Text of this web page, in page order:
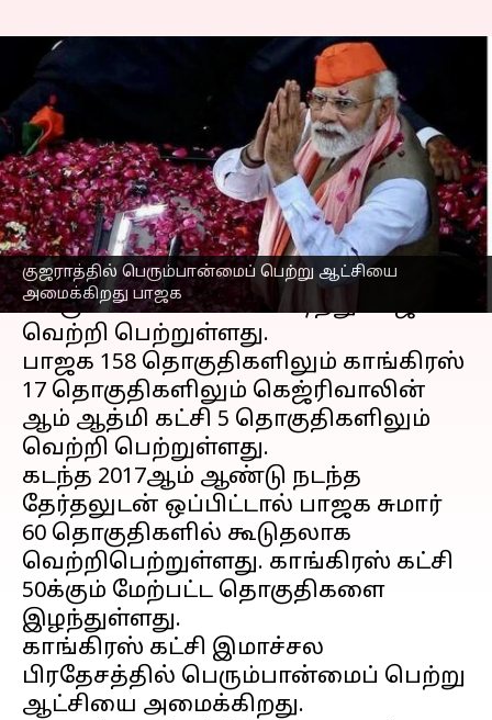
குஜராத்தில் பெரும்பான்மைப் பெற்று ஆட்சியை
அமைக்கிறது பாஜக
குஜராத் தேர்தல் முடிவுகள்:
வெற்றி வாகை சூடிய
பாஜக!
எழுதியவர் Sindhuja SM Dec 11, 2022 08:14 pm
செய்தி முன்னோட்டம்
குஜராத் மாநிலத்தில்
பெரும்பான்மையைப் பிடித்து பாஜக
வெற்றி பெற்றுள்ளது.
பாஜக 158 தொகுதிகளிலும் காங்கிரஸ்
17 தொகுதிகளிலும் கெஜ்ரிவாலின்
ஆம் ஆத்மி கட்சி 5 தொகுதிகளிலும்
வெற்றி பெற்றுள்ளது.
கடந்த 2017ஆம் ஆண்டு நடந்த
தேர்தலுடன் ஒப்பிட்டால் பாஜக சுமார்
60 தொகுதிகளில் கூடுதலாக
வெற்றிபெற்றுள்ளது. காங்கிரஸ் கட்சி
50க்கும் மேற்பட்ட தொகுதிகளை
இழந்துள்ளது.
காங்கிரஸ் கட்சி இமாச்சல
பிரதேசத்தில் பெரும்பான்மைப் பெற்று
ஆட்சியை அமைக்கிறது.